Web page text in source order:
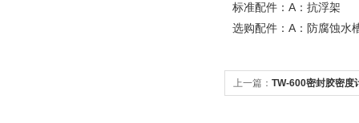
标准配件：A：抗浮
选购配件：A：防腐
上一篇： TW-600密封胶密度